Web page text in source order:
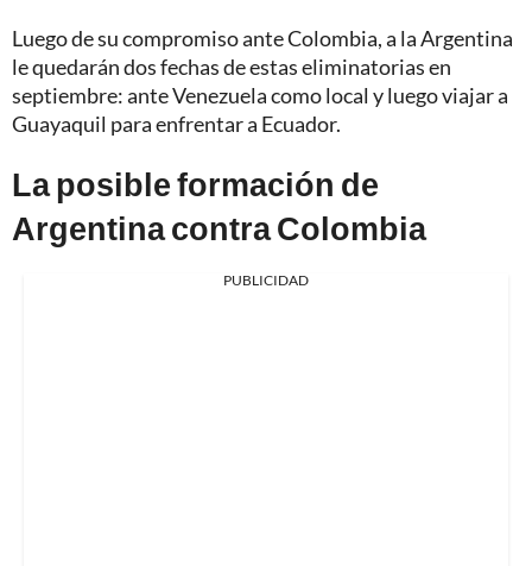
Luego de su compromiso ante Colombia, a la Argentina
le quedarán dos fechas de estas eliminatorias en
septiembre: ante Venezuela como local y luego viajar a
Guayaquil para enfrentar a Ecuador.
La posible formación de
Argentina contra Colombia
PUBLICIDAD